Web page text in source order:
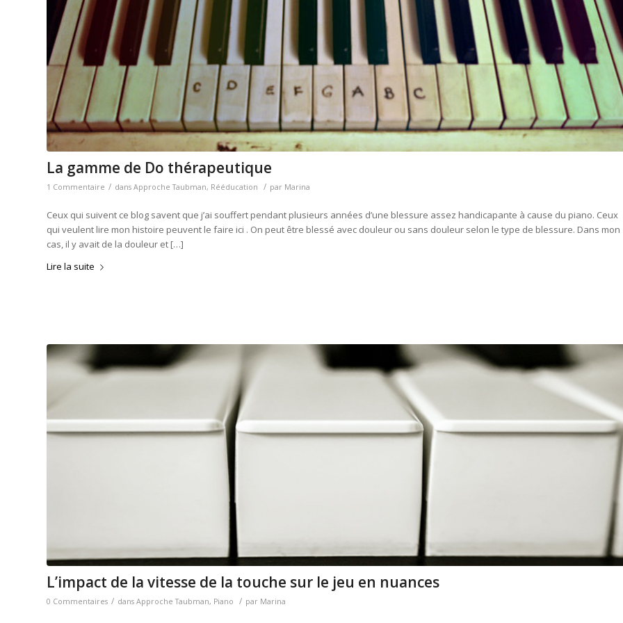
La gamme de Do thérapeutique
1 Commentaire / dans Approche Taubman, Rééducation / par Marina
Ceux qui suivent ce blog savent que j’ai souffert pendant plusieurs années d’une blessure assez handicapante à cause du piano. Ceux
qui veulent lire mon histoire peuvent le faire ici . On peut être blessé avec douleur ou sans douleur selon le type de blessure. Dans mon
cas, il y avait de la douleur et […]
Lire la suite
L’impact de la vitesse de la touche sur le jeu en nuances
0 Commentaires / dans Approche Taubman, Piano / par Marina